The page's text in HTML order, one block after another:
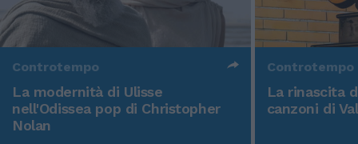
Controtempo
La modernità di Ulisse
nell'Odissea pop di Christopher
Nolan
Controtempo
La rinascita
canzoni di